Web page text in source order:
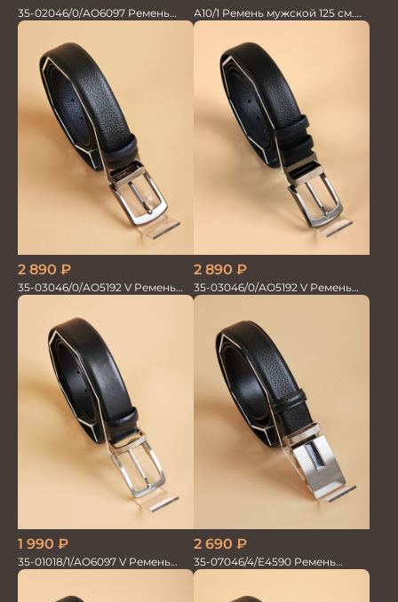
35-02046/0/АО6097 Ремень
мужской 130см.
А10/1 Ремень мужской 125 см.
автомат
2 890 ₽
35-03046/0/АО5192 V Ремень
мужской 120см. черн/син
перевертыш
2 890 ₽
35-03046/0/АО5192 V Ремень
мужской 130см. черн/син
1 990 ₽
35-01018/1/АО6097 V Ремень
мужской 120см. черный
2 690 ₽
35-07046/4/Е4590 Ремень
мужской 115см. автомат/зажим